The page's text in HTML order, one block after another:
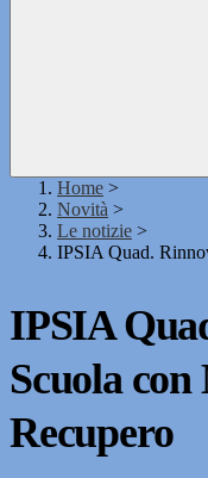
Home >
Novità >
Le notizie >
IPSIA Quad.
IPSIA
Scuola
Recupero